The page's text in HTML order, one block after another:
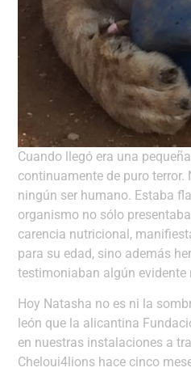
Cuando llegó era una
continuamente de puro
ningún ser humano. Estaba
organismo no sólo
carencia nutricional,
para su edad, sino además
testimoniaban algún
Hoy Natasha no es ni la
león que la alicantina
en nuestras instalaciones a
Cheloui4lions hace cinco